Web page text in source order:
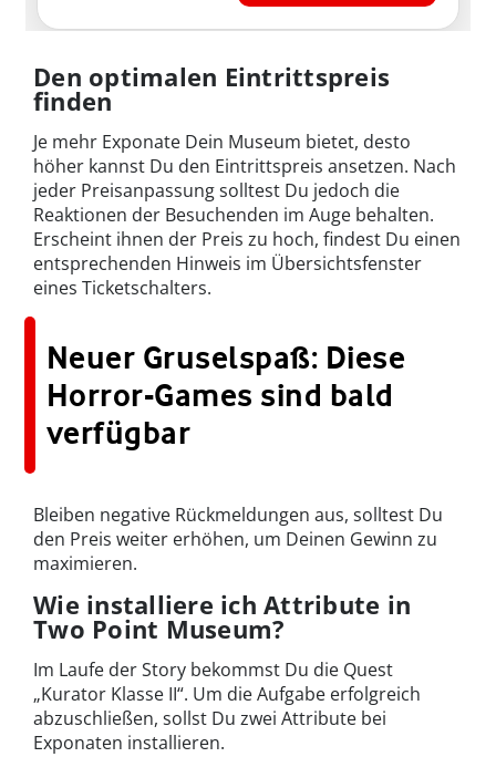
Den optimalen Eintrittspreis
finden
Je mehr Exponate Dein Museum bietet, desto
höher kannst Du den Eintrittspreis ansetzen. Nach
jeder Preisanpassung solltest Du jedoch die
Reaktionen der Besuchenden im Auge behalten.
Erscheint ihnen der Preis zu hoch, findest Du einen
entsprechenden Hinweis im Übersichtsfenster
eines Ticketschalters.
Neuer Gruselspaß: Diese
Horror-Games sind bald
verfügbar
Bleiben negative Rückmeldungen aus, solltest Du
den Preis weiter erhöhen, um Deinen Gewinn zu
maximieren.
Wie installiere ich Attribute in
Two Point Museum?
Im Laufe der Story bekommst Du die Quest
„Kurator Klasse II“. Um die Aufgabe erfolgreich
abzuschließen, sollst Du zwei Attribute bei
Exponaten installieren.